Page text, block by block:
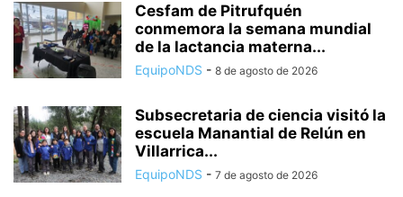
Cesfam de Pitrufquén
conmemora la semana mundial
de la lactancia materna...
EquipoNDS - 8 de agosto de 2026
Subsecretaria de ciencia visitó la
escuela Manantial de Relún en
Villarrica...
EquipoNDS - 7 de agosto de 2026